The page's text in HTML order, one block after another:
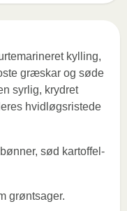
kylling,
græskar og søde
syrlig, krydret
hvidløgsristede
sød kartoffel-
grøntsager.